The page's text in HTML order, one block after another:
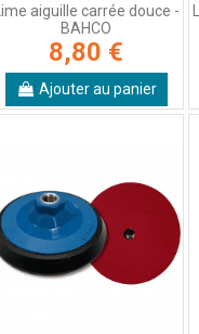
Lime aiguille carrée douce -
BAHCO
8,80 €
Ajouter au panier